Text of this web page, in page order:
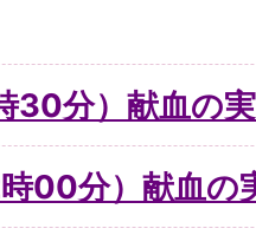
30分）献血の
時00分）献血の